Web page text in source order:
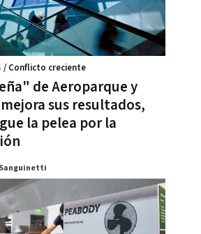
de Aeroparque y
sus resultados,
la pelea por la
/ Conflicto creciente